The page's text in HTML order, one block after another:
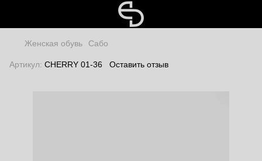
Женская обувь Сабо
Артикул: CHERRY 01-36 Оставить отзыв